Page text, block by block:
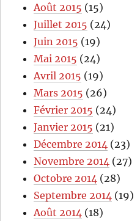
Août 2015 (15)
Juillet 2015 (24)
Juin 2015 (19)
Mai 2015 (24)
Avril 2015 (19)
Mars 2015 (26)
Février 2015 (24)
Janvier 2015 (21)
Décembre 2014 (23)
Novembre 2014 (27)
Octobre 2014 (28)
Septembre 2014 (19)
Août 2014 (18)